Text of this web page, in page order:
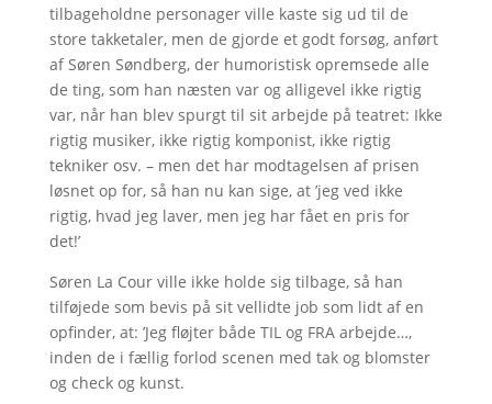
tilbageholdne personager ville kaste sig ud til de
store takketaler, men de gjorde et godt forsøg, anført
af Søren Søndberg, der humoristisk opremsede alle
de ting, som han næsten var og alligevel ikke rigtig
var, når han blev spurgt til sit arbejde på teatret: Ikke
rigtig musiker, ikke rigtig komponist, ikke rigtig
tekniker osv. – men det har modtagelsen af prisen
løsnet op for, så han nu kan sige, at ’jeg ved ikke
rigtig, hvad jeg laver, men jeg har fået en pris for
det!’
Søren La Cour ville ikke holde sig tilbage, så han
tilføjede som bevis på sit vellidte job som lidt af en
opfinder, at: ’Jeg fløjter både TIL og FRA arbejde…,
inden de i fællig forlod scenen med tak og blomster
og check og kunst.